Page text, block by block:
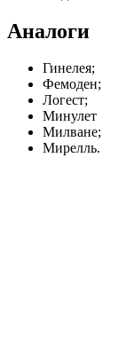
Аналоги
Гинелея;
Фемоден;
Логест;
Минулет
Милване;
Мирелль.